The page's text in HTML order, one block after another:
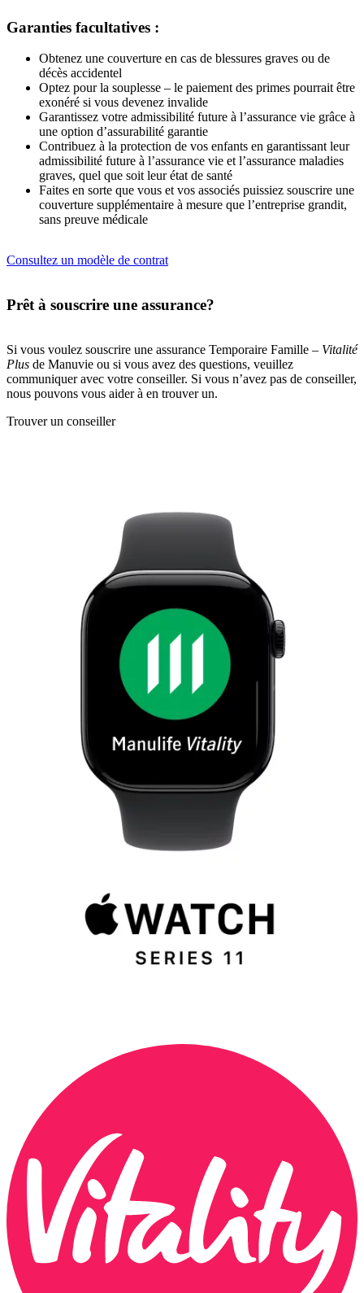
Garanties facultatives :
Obtenez une couverture en cas de blessures graves ou de
décès accidentel
Optez pour la souplesse – le paiement des primes pourrait être
exonéré si vous devenez invalide
Garantissez votre admissibilité future à l’assurance vie grâce à
une option d’assurabilité garantie
Contribuez à la protection de vos enfants en garantissant leur
admissibilité future à l’assurance vie et l’assurance maladies
graves, quel que soit leur état de santé
Faites en sorte que vous et vos associés puissiez souscrire une
couverture supplémentaire à mesure que l’entreprise grandit,
sans preuve médicale
Consultez un modèle de contrat
Prêt à souscrire une assurance?
Si vous voulez souscrire une assurance Temporaire Famille – Vitalité
Plus de Manuvie ou si vous avez des questions, veuillez
communiquer avec votre conseiller. Si vous n’avez pas de conseiller,
nous pouvons vous aider à en trouver un.
Trouver un conseiller